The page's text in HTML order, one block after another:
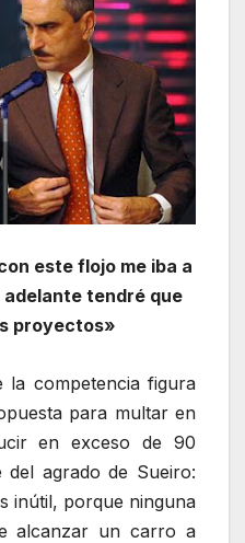
este flojo me iba a
tendré que
proyectos»
la competencia figura
para multar en
en exceso de 90
agrado de Sueiro:
inútil, porque ninguna
alcanzar un carro a